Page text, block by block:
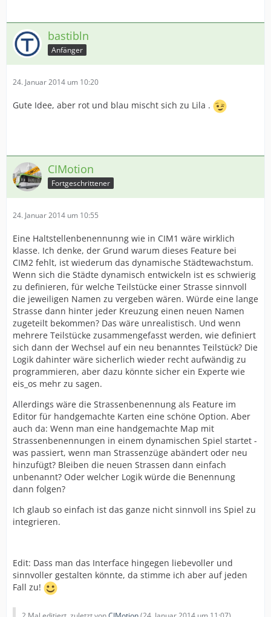
bastibln
Anfänger
24. Januar 2014 um 10:20
Gute Idee, aber rot und blau mischt sich zu Lila .
CIMotion
Fortgeschrittener
24. Januar 2014 um 10:55
Eine Haltstellenbenennunng wie in CIM1 wäre wirklich
klasse. Ich denke, der Grund warum dieses Feature bei
CIM2 fehlt, ist wiederum das dynamische Städtewachstum.
Wenn sich die Städte dynamisch entwickeln ist es schwierig
zu definieren, für welche Teilstücke einer Strasse sinnvoll
die jeweiligen Namen zu vergeben wären. Würde eine lange
Strasse dann hinter jeder Kreuzung einen neuen Namen
zugeteilt bekommen? Das wäre unrealistisch. Und wenn
mehrere Teilstücke zusammengefasst werden, wie definiert
sich dann der Wechsel auf ein neu benanntes Teilstück? Die
Logik dahinter wäre sicherlich wieder recht aufwändig zu
programmieren, aber dazu könnte sicher ein Experte wie
eis_os mehr zu sagen.
Allerdings wäre die Strassenbenennung als Feature im
Editor für handgemachte Karten eine schöne Option. Aber
auch da: Wenn man eine handgemachte Map mit
Strassenbenennungen in einem dynamischen Spiel startet -
was passiert, wenn man Strassenzüge abändert oder neu
hinzufügt? Bleiben die neuen Strassen dann einfach
unbenannt? Oder welcher Logik würde die Benennung
dann folgen?
Ich glaub so einfach ist das ganze nicht sinnvoll ins Spiel zu
integrieren.
Edit: Dass man das Interface hingegen liebevoller und
sinnvoller gestalten könnte, da stimme ich aber auf jeden
Fall zu!